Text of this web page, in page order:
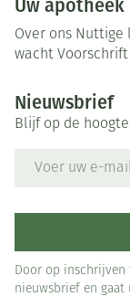
Uw apotheek
Over ons Nuttige
wacht Voorschrift
Nieuwsbrief
Blijf op de
Door op
nieuwsbrief en gaat